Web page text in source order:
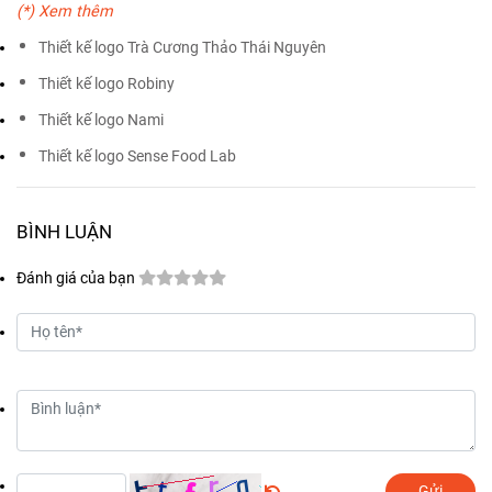
(*) Xem thêm
Thiết kế logo Trà Cương Thảo Thái Nguyên
Thiết kế logo Robiny
Thiết kế logo Nami
Thiết kế logo Sense Food Lab
BÌNH LUẬN
Đánh giá của bạn